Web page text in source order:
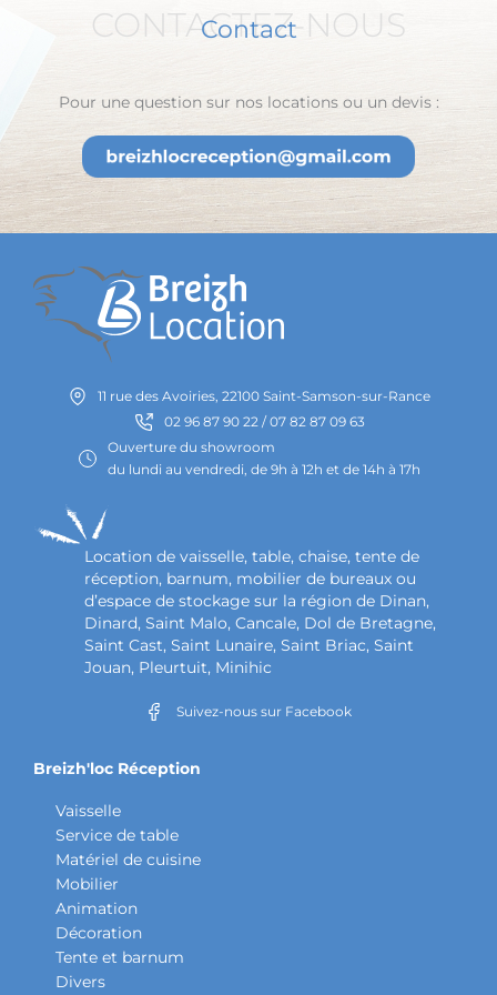
CONTACTEZ-NOUS
Contact
Pour une question sur nos locations ou un devis :
11 rue des Avoiries, 22100 Saint-Samson-sur-Rance
02 96 87 90 22 / 07 82 87 09 63
Ouverture du showroom
du lundi au vendredi, de 9h à 12h et de 14h à 17h
Location de vaisselle, table, chaise, tente de
réception, barnum, mobilier de bureaux ou
d’espace de stockage sur la région de Dinan,
Dinard, Saint Malo, Cancale, Dol de Bretagne,
Saint Cast, Saint Lunaire, Saint Briac, Saint
Jouan, Pleurtuit, Minihic
Suivez-nous sur Facebook
Breizh'loc Réception
Vaisselle
Service de table
Matériel de cuisine
Mobilier
Animation
Décoration
Tente et barnum
Divers